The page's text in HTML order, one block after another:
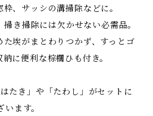
枠、サッシの溝掃除などに。
掃き掃除には欠かせない必需品。
埃がまとわりつかず、すっとゴ
に便利な棕櫚ひも付き。
たき」や「たわし」がセットに
ます。